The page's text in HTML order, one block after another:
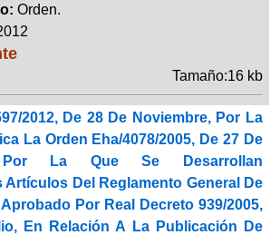
Orden.
Tamaño:16 kb
2012, De 28 De Noviembre, Por La
La Orden Eha/4078/2005, De 27 De
Por La Que Se Desarrollan
Artículos Del Reglamento General De
Por Real Decreto 939/2005,
En Relación A La Publicación De